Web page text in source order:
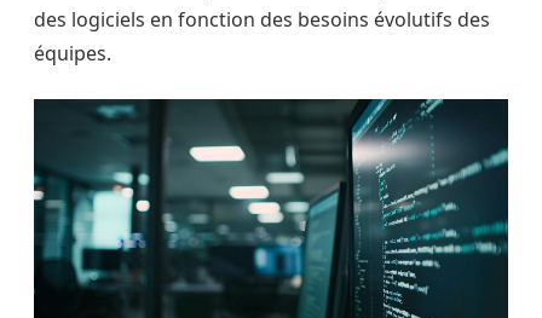
des logiciels en fonction des besoins évolutifs des
équipes.